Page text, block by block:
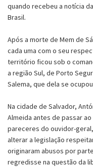
quando recebeu a notícia
Brasil.
Após a morte de Mem de
cada uma com o seu
território ficou sob o
a região Sul, de Porto
Salema, que dela se
Na cidade de Salvador,
Almeida antes de passar
pareceres do ouvidor-
alterar a legislação
originaram abusos por
regredisse na questão da